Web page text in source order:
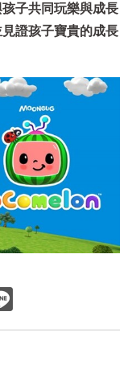
子共同玩樂與成長
證孩子寶貴的成長